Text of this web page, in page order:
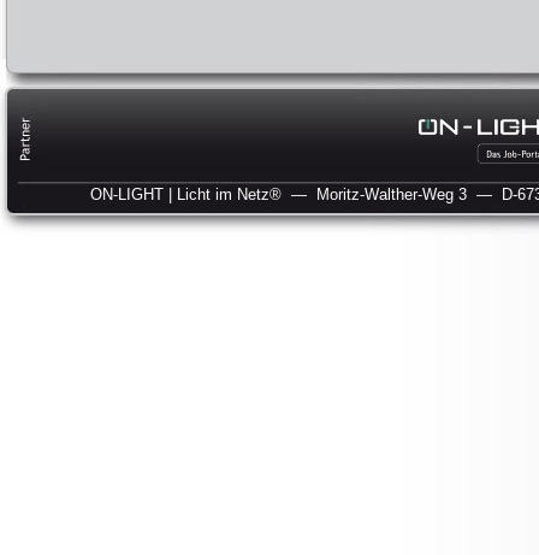
ON-LIGHT | Licht im Netz® — Moritz-Walther-Weg 3 — D-